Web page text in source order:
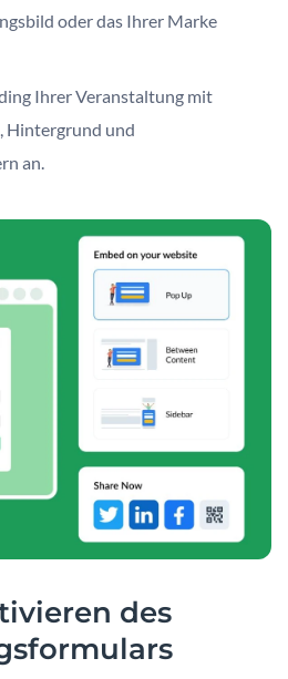
oder das Ihrer Marke
Ihrer Veranstaltung mit
Hintergrund und
an.
des